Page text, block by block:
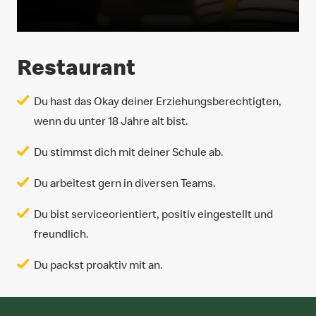
Restaurant
Du hast das Okay deiner Erziehungsberechtigten,
wenn du unter 18 Jahre alt bist.
Du stimmst dich mit deiner Schule ab.
Du arbeitest gern in diversen Teams.
Du bist serviceorientiert, positiv eingestellt und
freundlich.
Du packst proaktiv mit an.